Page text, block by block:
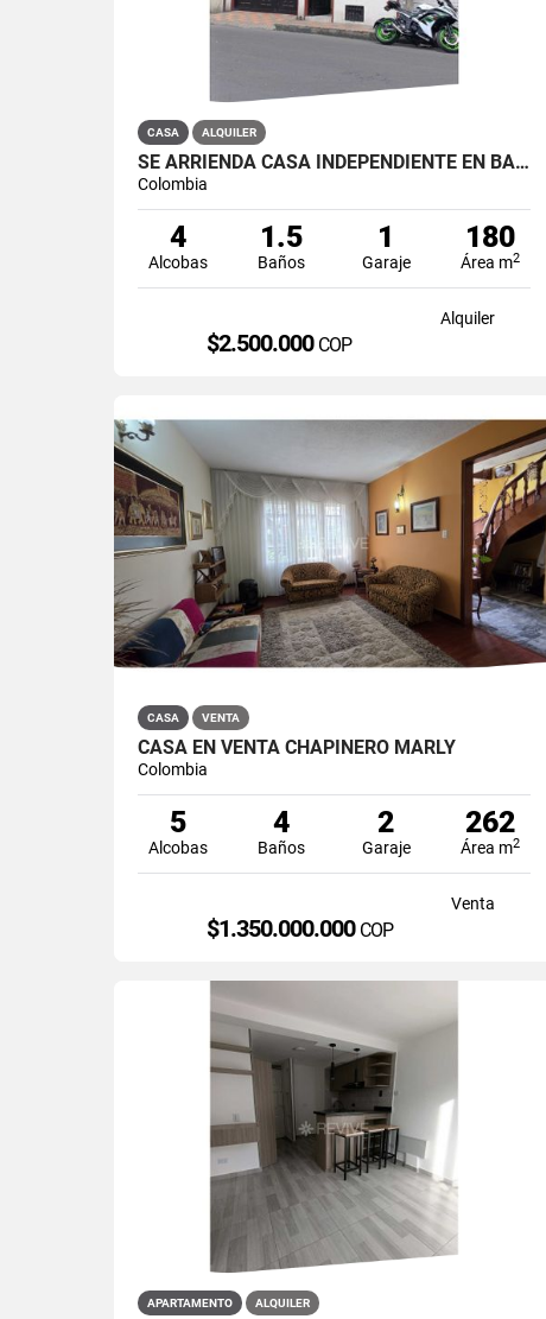
CASA ALQUILER
SE ARRIENDA CASA INDEPENDIENTE EN BARRIO QUIROGA SUR
Colombia
4
Alcobas
1.5
Baños
1
Garaje
180
Área m2
Alquiler
$2.500.000 COP
CASA VENTA
CASA EN VENTA CHAPINERO MARLY
Colombia
5
Alcobas
4
Baños
2
Garaje
262
Área m2
Venta
$1.350.000.000 COP
APARTAMENTO ALQUILER